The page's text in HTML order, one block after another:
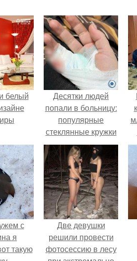
белый
Десятки людей
попали в больницу:
популярные
стеклянные кружки
с двойными
стенками
взрываются при
мытье.
с
я
такую
Две девушки
решили провести
фотосессию в лесу